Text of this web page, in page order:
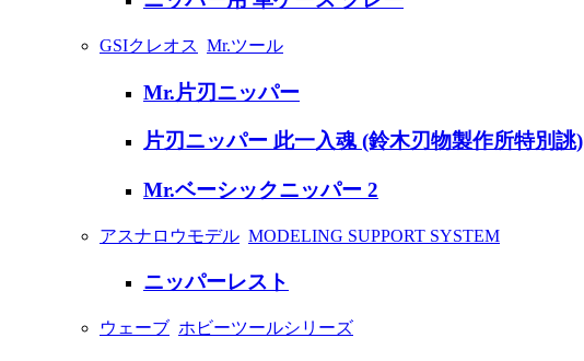
GSIクレオス Mr.ツール
Mr.片刃ニッパー
片刃ニッパー 此一入魂 (鈴木刃物製作所特別誂)
Mr.ベーシックニッパー 2
アスナロウモデル MODELING SUPPORT SYSTEM
ニッパーレスト
ウェーブ ホビーツールシリーズ